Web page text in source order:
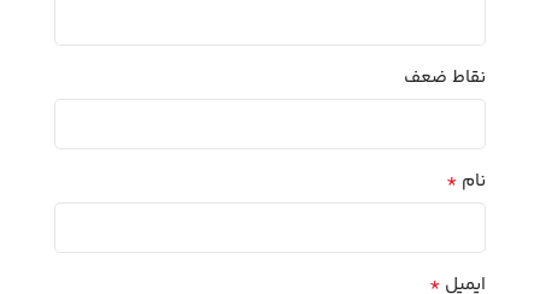
نقاط ضعف
نام *
ایمیل *